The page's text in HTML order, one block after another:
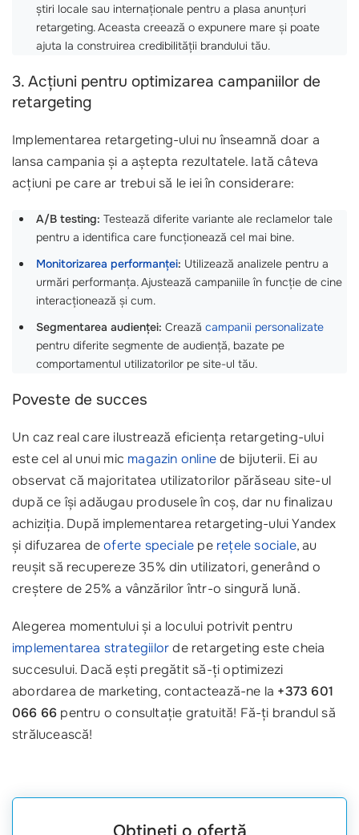
știri locale sau internaționale pentru a plasa anunțuri
retargeting. Aceasta creează o expunere mare și poate
ajuta la construirea credibilității brandului tău.
3. Acțiuni pentru optimizarea campaniilor de
retargeting
Implementarea retargeting-ului nu înseamnă doar a
lansa campania și a aștepta rezultatele. Iată câteva
acțiuni pe care ar trebui să le iei în considerare:
A/B testing: Testează diferite variante ale reclamelor tale
pentru a identifica care funcționează cel mai bine.
Monitorizarea performanței: Utilizează analizele pentru a
urmări performanța. Ajustează campaniile în funcție de cine
interacționează și cum.
Segmentarea audienței: Crează campanii personalizate
pentru diferite segmente de audiență, bazate pe
comportamentul utilizatorilor pe site-ul tău.
Poveste de succes
Un caz real care ilustrează eficiența retargeting-ului
este cel al unui mic magazin onlinede bijuterii. Ei au
observat că majoritatea utilizatorilor părăseau site-ul
după ce își adăugau produsele în coș, dar nu finalizau
achiziția. După implementarea retargeting-ului Yandex
și difuzarea deoferte speciale pe rețele sociale, au
reușit să recupereze 35% din utilizatori, generând o
creștere de 25% a vânzărilor într-o singură lună.
Alegerea momentului și a locului potrivit pentru
implementarea strategiilorde retargeting este cheia
succesului. Dacă ești pregătit să-ți optimizezi
abordarea de marketing, contactează-ne la +373 601
066 66 pentru o consultație gratuită! Fă-ți brandul să
strălucească!
Obțineți o ofertă